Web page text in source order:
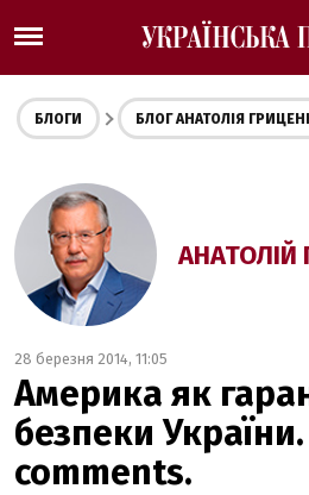
БЛОГИ БЛОГ АНАТОЛІЯ
АНАТОЛІЙ
28 березня 2014, 11:05
Америка як
безпеки
comments.